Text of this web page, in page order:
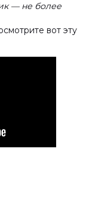
— не более
вот эту